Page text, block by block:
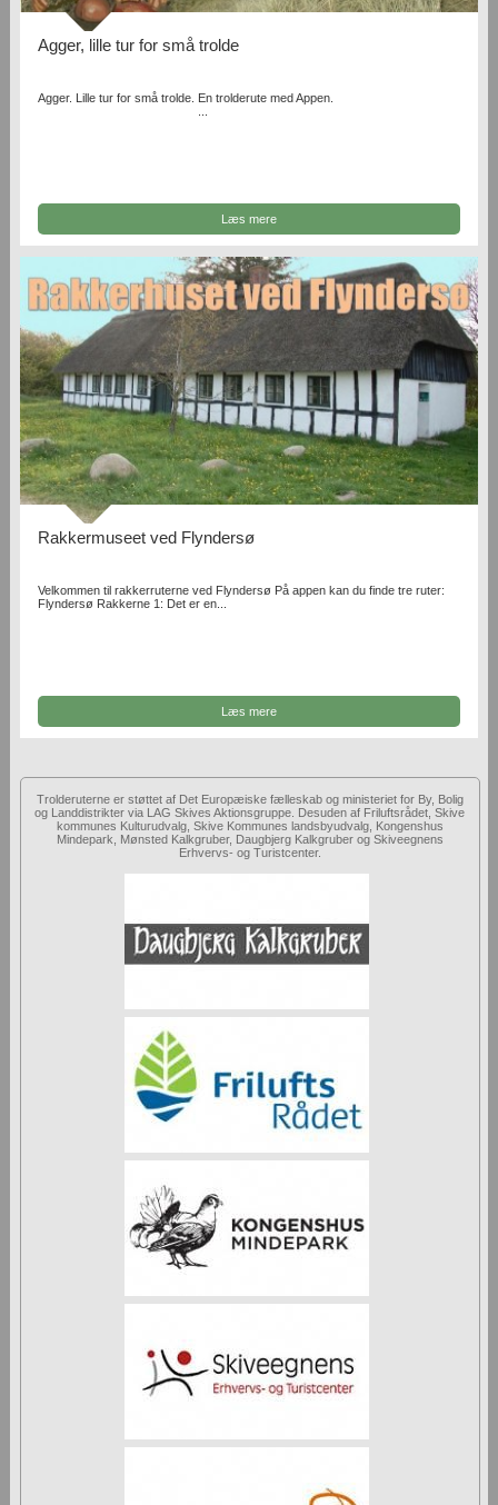
Agger, lille tur for små trolde
Agger. Lille tur for små trolde. En trolderute med Appen.
Læs mere
Rakkermuseet ved Flyndersø
Velkommen til rakkerruterne ved Flyndersø På appen kan du finde tre ruter:
Flyndersø Rakkerne 1: Det er en...
Læs mere
Trolderuterne er støttet af Det Europæiske fælleskab og ministeriet for By, Bolig
og Landdistrikter via LAG Skives Aktionsgruppe. Desuden af Friluftsrådet, Skive
kommunes Kulturudvalg, Skive Kommunes landsbyudvalg, Kongenshus
Mindepark, Mønsted Kalkgruber, Daugbjerg Kalkgruber og Skiveegnens
Erhvervs- og Turistcenter.